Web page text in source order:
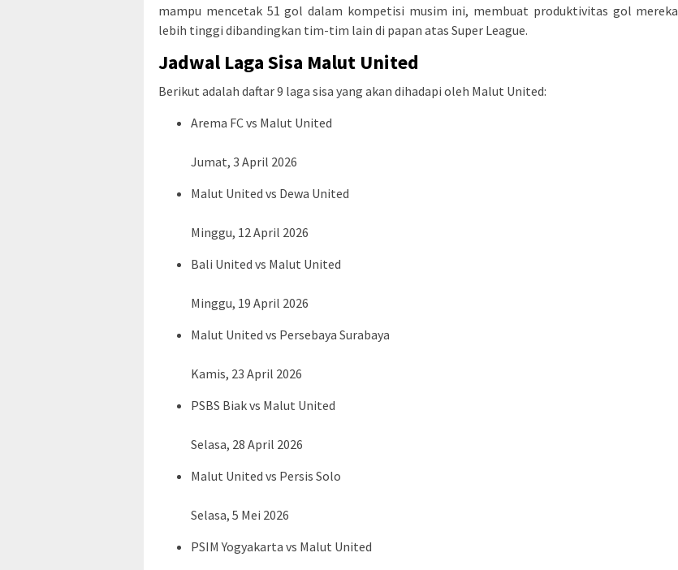
mampu mencetak 51 gol dalam kompetisi musim ini, membuat produktivitas gol mereka
lebih tinggi dibandingkan tim-tim lain di papan atas Super League.
Jadwal Laga Sisa Malut United
Berikut adalah daftar 9 laga sisa yang akan dihadapi oleh Malut United:
Arema FC vs Malut United
Jumat, 3 April 2026
Malut United vs Dewa United
Minggu, 12 April 2026
Bali United vs Malut United
Minggu, 19 April 2026
Malut United vs Persebaya Surabaya
Kamis, 23 April 2026
PSBS Biak vs Malut United
Selasa, 28 April 2026
Malut United vs Persis Solo
Selasa, 5 Mei 2026
PSIM Yogyakarta vs Malut United